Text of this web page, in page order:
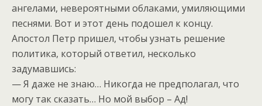
ангелами, невероятными облаками, умиляющими
песнями. Вот и этот день подошел к концу.
Апостол Петр пришел, чтобы узнать решение
политика, который ответил, несколько
задумавшись:
— Я даже не знаю… Никогда не предполагал, что
могу так сказать… Но мой выбор – Ад!